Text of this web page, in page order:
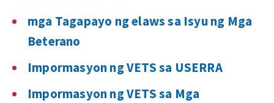
mga Tagapayo ng elaws sa Isyu ng Mga
Beterano
Impormasyon ng VETS sa USERRA
Impormasyon ng VETS sa Mga